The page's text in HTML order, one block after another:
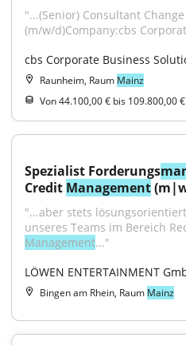
"...(Senior) Consultant Change
(m/w/d)Company:cbs
cbs Corporate Business
Raunheim, Raum Mainz
Von 44.100,00 € bis 109.800,00 €
Spezialist Forderungs
Credit Management
"...aber stets
Management..."
LÖWEN ENTERTAINMENT
Bingen am Rhein, Raum Mainz